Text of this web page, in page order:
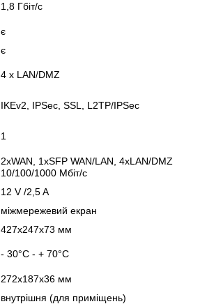
1,8 Гбіт/с
є
є
4 x LAN/DMZ
IKEv2, IPSec, SSL, L2TP/IPSec
1
2xWAN, 1xSFP WAN/LAN, 4xLAN/DMZ
10/100/1000 Мбіт/с
12 V /2,5 A
міжмережевий екран
427x247x73 мм
- 30°C - + 70°C
272x187x36 мм
внутрішня (для приміщень)